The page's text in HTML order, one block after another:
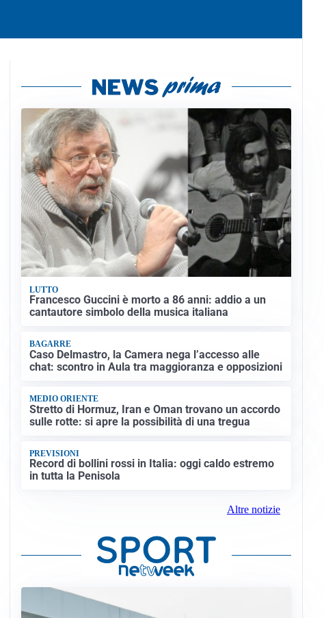
LUTTO
Francesco Guccini è morto a 86 anni: addio a un
cantautore simbolo della musica italiana
BAGARRE
Caso Delmastro, la Camera nega l’accesso alle
chat: scontro in Aula tra maggioranza e opposizioni
MEDIO ORIENTE
Stretto di Hormuz, Iran e Oman trovano un accordo
sulle rotte: si apre la possibilità di una tregua
PREVISIONI
Record di bollini rossi in Italia: oggi caldo estremo
in tutta la Penisola
Altre notizie